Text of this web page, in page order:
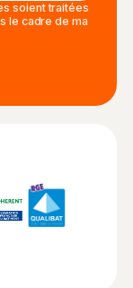
soient traitées
le cadre de ma